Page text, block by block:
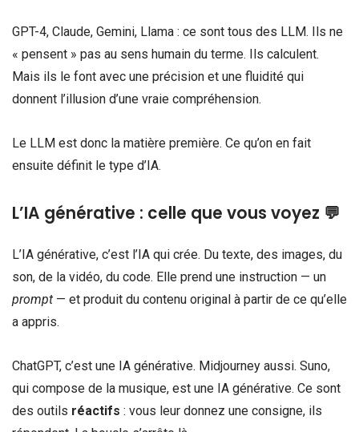
GPT-4, Claude, Gemini, Llama : ce sont tous des LLM. Ils ne
« pensent » pas au sens humain du terme. Ils calculent.
Mais ils le font avec une précision et une fluidité qui
donnent l’illusion d’une vraie compréhension.
Le LLM est donc la matière première. Ce qu’on en fait
ensuite définit le type d’IA.
L’IA générative : celle que vous voyez 💬
L’IA générative, c’est l’IA qui crée. Du texte, des images, du
son, de la vidéo, du code. Elle prend une instruction — un
prompt — et produit du contenu original à partir de ce qu’elle
a appris.
ChatGPT, c’est une IA générative. Midjourney aussi. Suno,
qui compose de la musique, est une IA générative. Ce sont
des outils réactifs : vous leur donnez une consigne, ils